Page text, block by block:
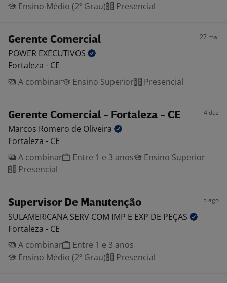
Ensino Médio (2º Grau)
Presencial
Gerente Comercial 27 mai
POWER EXECUTIVOS
Fortaleza - CE
A combinar
Ensino Superior Presencial
Gerente Comercial - Fortaleza - CE 4 dez
Marcos Romero de Oliveira
Fortaleza - CE
A combinar
Entre 1 e 3 anos
Ensino Superior
Presencial
Supervisor De Manutenção 5 ago
SULAMERICANA SERV COM IMP E EXP DE PEÇAS
Fortaleza - CE
A combinar
Entre 1 e 3 anos
Ensino Médio (2º Grau)
Presencial